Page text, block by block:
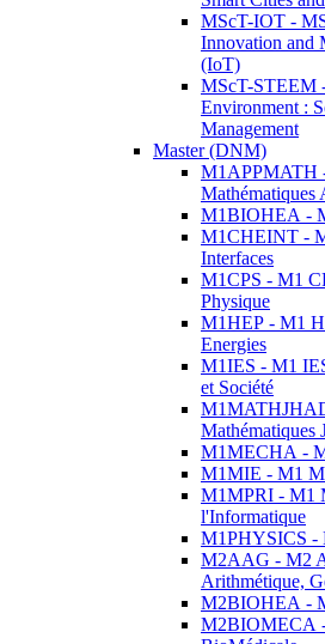
MScT-IOT -
Innovation and
(IoT)
MScT-STEEM
Environment :
Management
Master (DNM)
M1APPMATH
Mathématiques
M1BIOHEA -
M1CHEINT -
Interfaces
M1CPS - M1
Physique
M1HEP - M1
Energies
M1IES - M1
et Société
Mathématiques
M1MECHA -
M1MIE - M1
M1MPRI - M1
l'Informatique
M1PHYSICS -
M2AAG - M2
Arithmétique,
M2BIOHEA -
M2BIOMECA